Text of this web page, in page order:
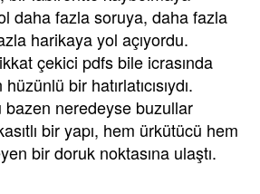
daha fazla soruya, daha fazla
harikaya yol açıyordu.
çekici pdfs bile icrasında
bir hatırlatıcısıydı.
bazen neredeyse buzullar
bir yapı, hem ürkütücü hem
bir doruk noktasına ulaştı.